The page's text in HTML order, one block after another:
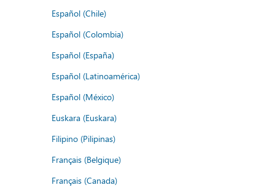
Español (Chile)
Español (Colombia)
Español (España)
Español (Latinoamérica)
Español (México)
Euskara (Euskara)
Filipino (Pilipinas)
Français (Belgique)
Français (Canada)